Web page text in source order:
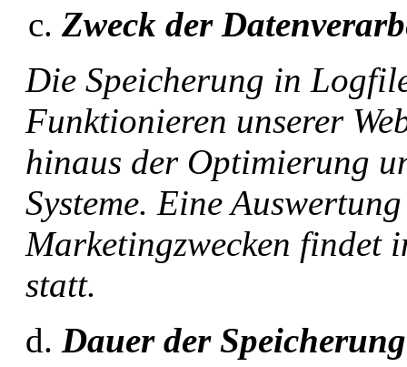
Zweck der
Die Speicherung in
Funktionieren unserer
hinaus der Optimierung
Systeme. Eine
Marketingzwecken findet
statt.
Dauer der Speicherung